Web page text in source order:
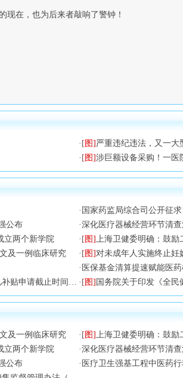
现在，也为后来者敲响了警钟！
· [图] 严重违纪违法，又一大
· [图]涉巨额设备采购！一医
· 国家药监局综合司公开征求《医疗器械
公布 ·深化医疗器械经营环节清
立两个新学院 · [图]上海卫健委明确：鼓励
及一例临床研究 · [图]对未成年人实施终止妊
· 医保基金清算提速赋能医
时间的通知》政策解读 · [图] 国务院关于印发《全
及一例临床研究 · [图]上海卫健委明确：鼓励
立两个新学院 ·深化医疗器械经营环节清
公布 · 医疗卫生强基工程中医药